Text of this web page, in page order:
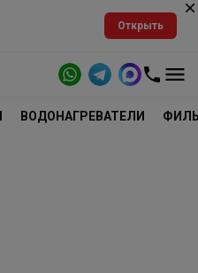
Открыть
ВОДОНАГРЕВАТЕЛИ